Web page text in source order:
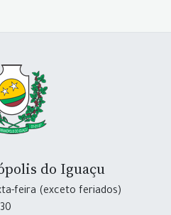
do Iguaçu
feira (exceto feriados)